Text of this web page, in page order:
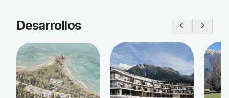
Explore our properties
Desarrollos